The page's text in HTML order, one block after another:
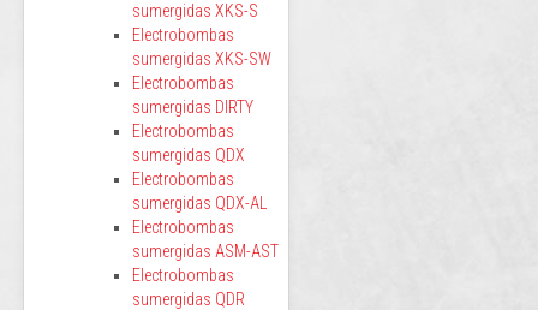
sumergidas XKS-S
Electrobombas
sumergidas XKS-SW
Electrobombas
sumergidas DIRTY
Electrobombas
sumergidas QDX
Electrobombas
sumergidas QDX-AL
Electrobombas
sumergidas ASM-AST
Electrobombas
sumergidas QDR